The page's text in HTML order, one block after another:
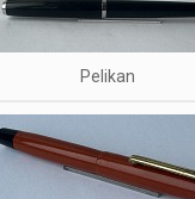
Pelikan